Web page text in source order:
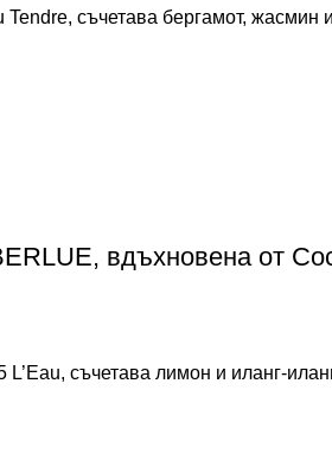
съчетава бергамот, жасмин
вдъхновена от
съчетава лимон и иланг-